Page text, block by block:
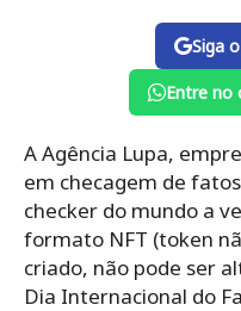
Siga
Entre no
A Agência Lupa,
em checagem de
checker do mundo a
formato NFT (token
criado, não pode ser
Dia Internacional do